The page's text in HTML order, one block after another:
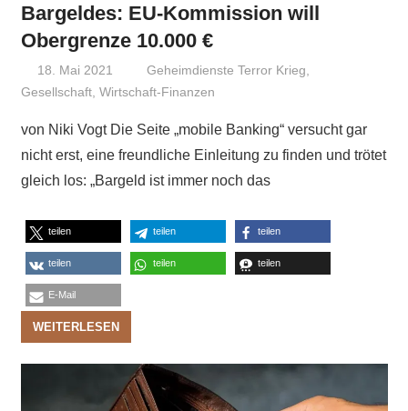
Bargeldes: EU-Kommission will
Obergrenze 10.000 €
18. Mai 2021 Niki Vogt
Geheimdienste Terror Krieg
Gesellschaft, Wirtschaft-Finanzen
von Niki Vogt Die Seite „mobile Banking“ versucht gar
nicht erst, eine freundliche Einleitung zu finden und trötet
gleich los: „Bargeld ist immer noch das
teilen teilen teilen
teilen teilen teilen
E-Mail
WEITERLESEN